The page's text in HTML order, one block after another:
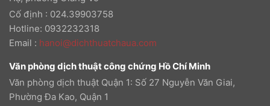
Cố định : 024.39903758
Hotline: 0932232318
Email : hanoi@dichthuatchaua.com
Văn phòng dịch thuật công chứng Hồ Chí Minh
Văn phòng dịch thuật Quận 1: Số 27 Nguyễn Văn Giai,
Phường Đa Kao, Quận 1